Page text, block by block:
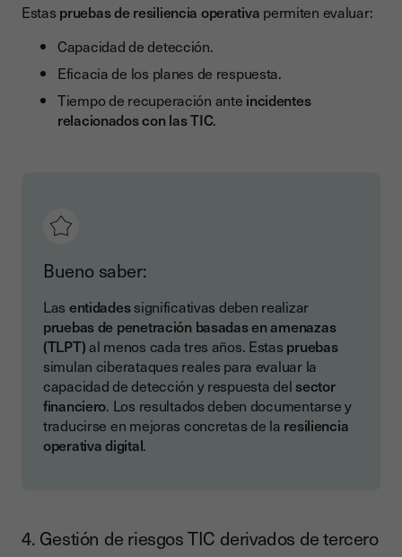
Estas pruebas de resiliencia operativa permiten evaluar:
Capacidad de detección.
Eficacia de los planes de respuesta.
Tiempo de recuperación ante incidentes
relacionados con las TIC.
Bueno saber:
Las entidadessignificativas deben realizar
pruebas de penetración basadas en amenazas
(TLPT)al menos cada tres años. Estas pruebas
simulan ciberataques reales para evaluar la
capacidad de detección y respuesta del sector
financiero. Los resultados deben documentarse y
traducirse en mejoras concretas de la resiliencia
operativa digital.
4. Gestión de riesgos TIC derivados de tercero